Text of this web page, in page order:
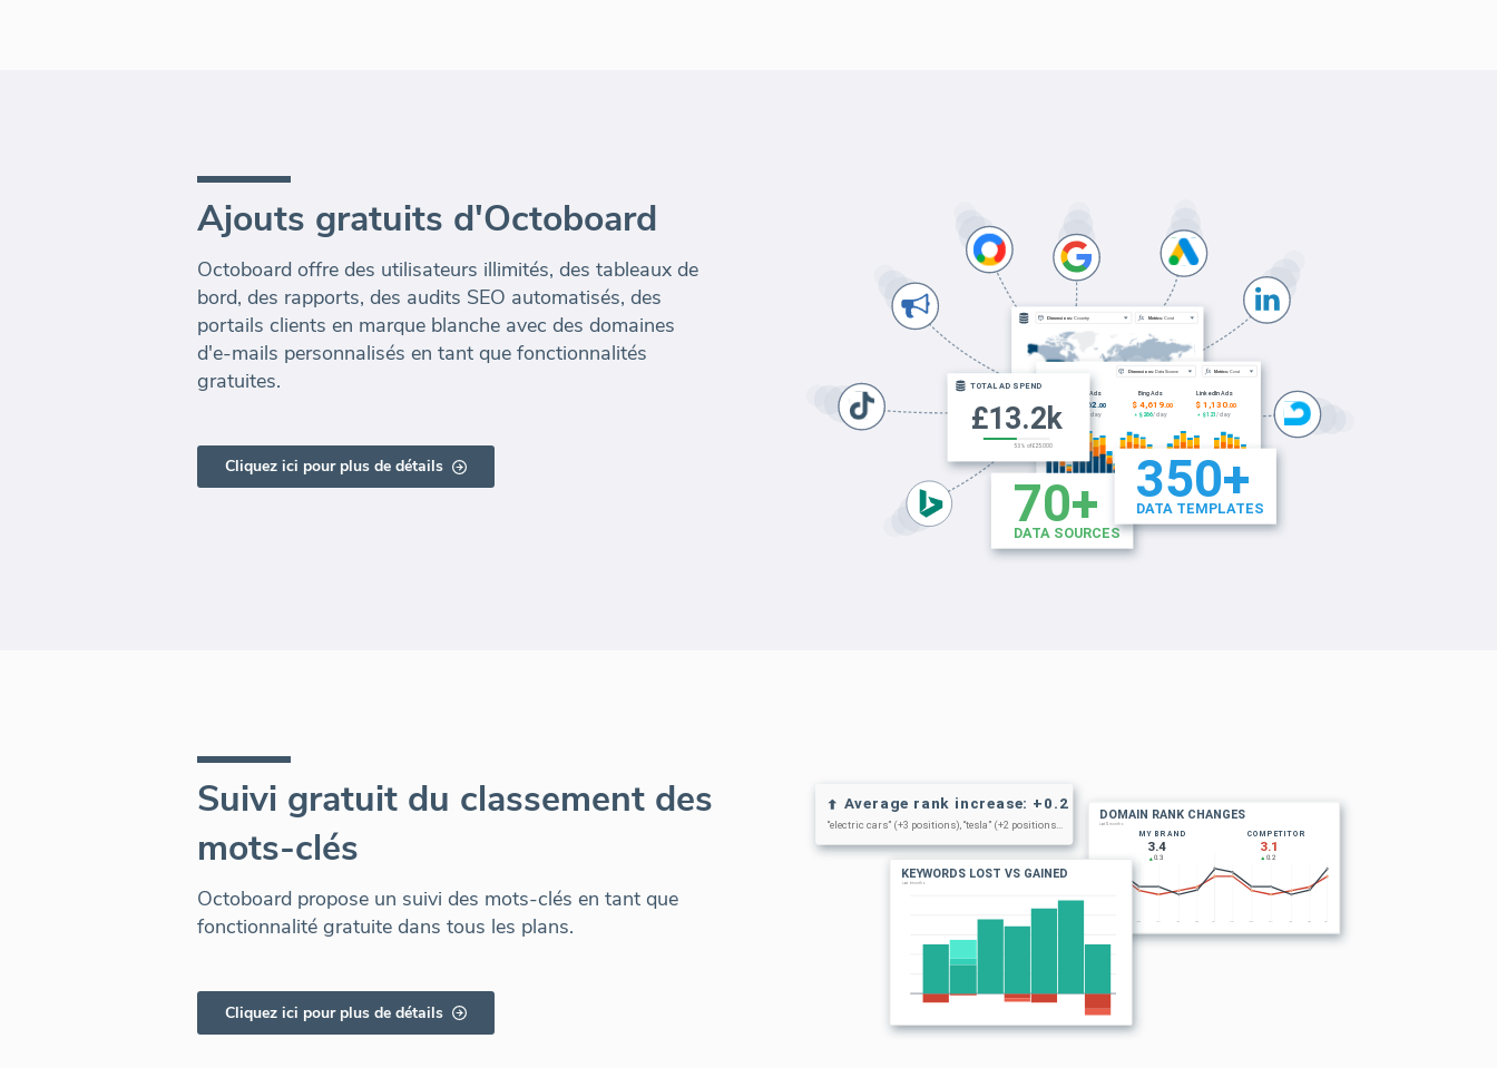
Ajouts gratuits d'Octoboard
Octoboard offre des utilisateurs illimités, des tableaux de
bord, des rapports, des audits SEO automatisés, des
portails clients en marque blanche avec des domaines
d'e-mails personnalisés en tant que fonctionnalités
gratuites.
Cliquez ici pour plus de détails
Suivi gratuit du classement des
mots-clés
Octoboard propose un suivi des mots-clés en tant que
fonctionnalité gratuite dans tous les plans.
Cliquez ici pour plus de détails